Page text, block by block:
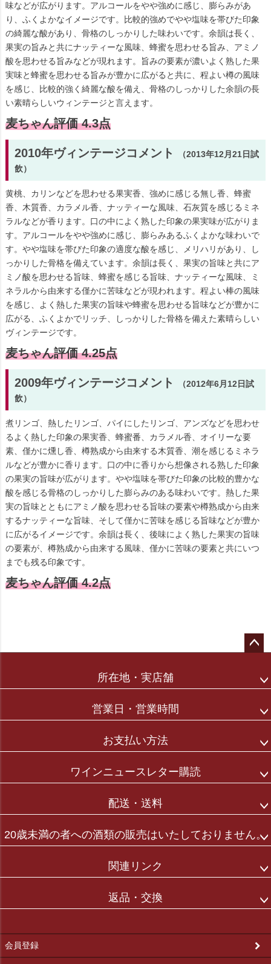
味などが広がります。アルコールをやや強めに感じ、膨らみがあ
り、ふくよかなイメージです。比較的強めでやや塩味を帯びた印象
の綺麗な酸があり、骨格のしっかりした味わいです。余韻は長く、
果実の旨みと共にナッティーな風味、蜂蜜を思わせる旨み、アミノ
酸を思わせる旨みなどが現れます。旨みの要素が濃いよく熟した果
実味と蜂蜜を思わせる旨みが豊かに広がると共に、程よい樽の風味
を感じ、比較的強く綺麗な酸を備え、骨格のしっかりした余韻の長
い素晴らしいウィンテージと言えます。
麦ちゃん評価 4.3点
2010年ヴィンテージコメント
（2013年12月21日試
飲）
黄桃、カリンなどを思わせる果実香、強めに感じる無し香、蜂蜜
香、木質香、カラメル香、ナッティーな風味、石灰質を感じるミネ
ラルなどが香ります。口の中によく熟した印象の果実味が広がりま
す。アルコールをやや強めに感じ、膨らみあるふくよかな味わいで
す。やや塩味を帯びた印象の適度な酸を感じ、メリハリがあり、し
っかりした骨格を備えています。余韻は長く、果実の旨味と共にア
ミノ酸を思わせる旨味、蜂蜜を感じる旨味、ナッティーな風味、ミ
ネラルから由来する僅かに苦味などが現われます。程よい棒の風味
を感じ、よく熱した果実の旨味や蜂蜜を思わせる旨味などが豊かに
広がる、ふくよかでリッチ、しっかりした骨格を備えた素晴らしい
ヴィンテージです。
麦ちゃん評価 4.25点
2009年ヴィンテージコメント
（2012年6月12日試
飲）
煮リンゴ、熱したリンゴ、パイにしたリンゴ、アンズなどを思わせ
るよく熱した印象の果実香、蜂蜜番、カラメル香、オイリーな要
素、僅かに燻し香、樽熟成から由来する木質香、潮を感じるミネラ
ルなどが豊かに香ります。口の中に香りから想像される熟した印象
の果実の旨味が広がります。やや塩味を帯びた印象の比較的豊かな
酸を感じる骨格のしっかりした膨らみのある味わいです。熱した果
実の旨味とともにアミノ酸を思わせる旨味の要素や樽熟成から由来
するナッティーな旨味、そして僅かに苦味を感じる旨味などが豊か
に広がるイメージです。余韻は長く、後味によく熟した果実の旨味
の要素が、樽熟成から由来する風味、僅かに苦味の要素と共にいつ
までも残る印象です。
麦ちゃん評価 4.2点
所在地・実店舗
営業日・営業時間
お支払い方法
ワインニュースレター購読
配送・送料
20歳未満の者への酒類の販売はいたしておりません。
関連リンク
返品・交換
会員登録